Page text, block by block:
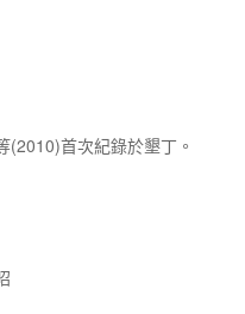
(2010)首次紀錄於墾丁。